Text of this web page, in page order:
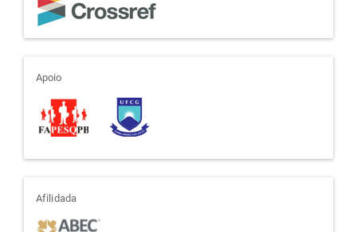
apoio
Apoio
afiliada
Afilidada